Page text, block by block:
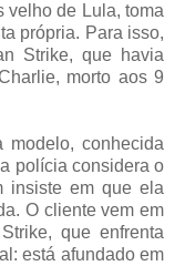
velho de Lula, toma
própria. Para isso,
Strike, que havia
morto aos 9
modelo, conhecida
polícia considera o
insiste em que ela
O cliente vem em
que enfrenta
está afundado em